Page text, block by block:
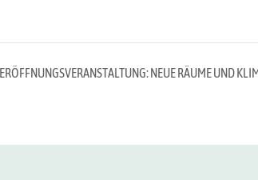
ERÖFFNUNGSVERANSTALTUNG: NEUE RÄUME UND